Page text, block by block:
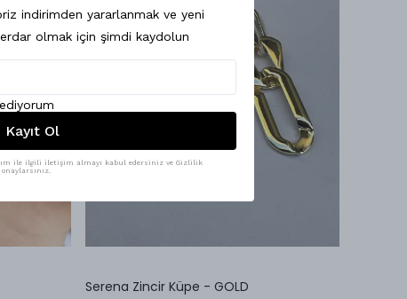
Serena Zincir Küpe - GOLD
indirimden yararlanmak ve yeni
olmak için şimdi kaydolun
Kayıt Ol
ile ilgili iletişim almayı kabul edersiniz ve Gizlilik